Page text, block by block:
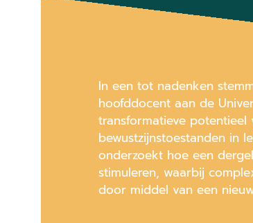
In een tot nadenken
hoofddocent aan de
transformatieve
bewustzijnstoestanden in
onderzoekt hoe een
stimuleren, waarbij
door middel van een